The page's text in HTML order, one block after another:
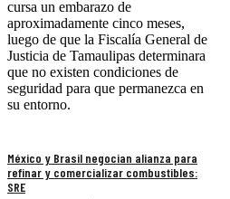
cursa un embarazo de
aproximadamente cinco meses,
luego de que la Fiscalía General de
Justicia de Tamaulipas determinara
que no existen condiciones de
seguridad para que permanezca en
su entorno.
México y Brasil negocian alianza para
refinar y comercializar combustibles:
SRE